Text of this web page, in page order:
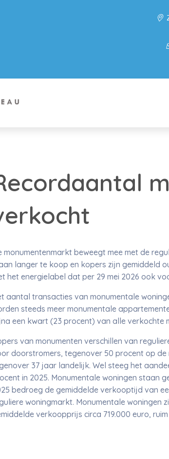
monumentenmarkt beweegt mee met de
langer te koop en kopers zijn gemiddeld
het energielabel dat per 29 mei 2026 ook
aantal transacties van monumentale
steeds meer monumentale
een kwart (23 procent) van alle verkochte
van monumenten verschillen van
doorstromers, tegenover 50 procent op
37 jaar landelijk. Wel steeg het
in 2025. Monumentale woningen staan
bedroeg de gemiddelde verkooptijd van
woningmarkt. Monumentale woningen
verkoopprijs circa 719.000 euro,